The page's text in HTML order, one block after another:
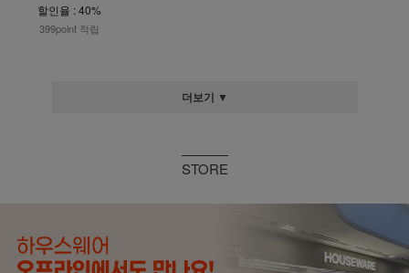
할인율 : 40%
399point 적립
더보기 ▼
STORE